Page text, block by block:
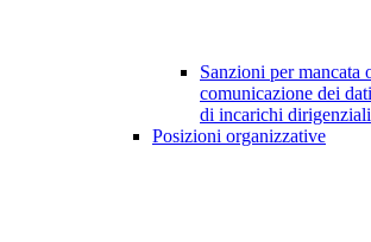
Sanzioni per mancata
comunicazione dei
di incarichi dirigenziali
Posizioni organizzative